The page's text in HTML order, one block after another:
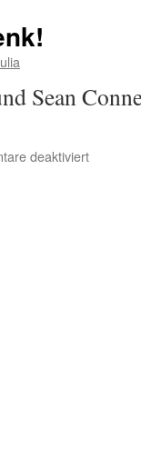
Sean
deaktiviertfür